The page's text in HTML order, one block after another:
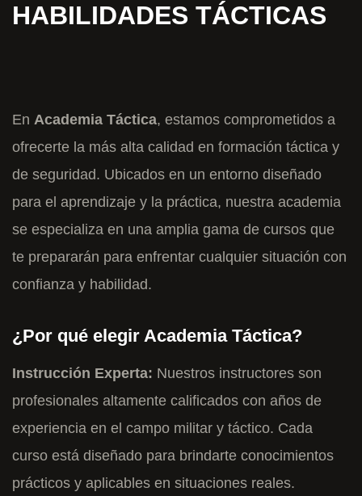
HABILIDADES TÁCTICAS
En Academia Táctica, estamos comprometidos a
ofrecerte la más alta calidad en formación táctica y
de seguridad. Ubicados en un entorno diseñado
para el aprendizaje y la práctica, nuestra academia
se especializa en una amplia gama de cursos que
te prepararán para enfrentar cualquier situación con
confianza y habilidad.
¿Por qué elegir Academia Táctica?
Instrucción Experta: Nuestros instructores son
profesionales altamente calificados con años de
experiencia en el campo militar y táctico. Cada
curso está diseñado para brindarte conocimientos
prácticos y aplicables en situaciones reales.